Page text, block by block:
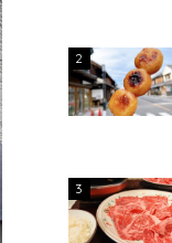
2
3